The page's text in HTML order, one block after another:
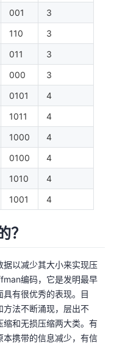
001
3
110
3
011
3
000
3
0101
4
1011
4
1000
4
0100
4
1010
4
1001 4
？
以减少其大小来实现压
编码，它是发明最早
有很优秀的表现。目
方法不断涌现，层出不
缩和无损压缩两大类。有
携带的信息减少，有信